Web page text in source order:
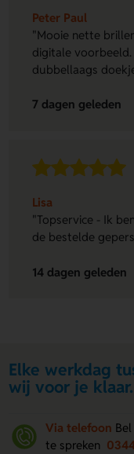
Peter Paul
"Mooie nette
digitale
dubbellaags
7 dagen geleden
Lisa
"Topservice - Ik
de bestelde
14 dagen geleden
Elke werkdag
wij voor je klaar.
Via telefoon
te spreken